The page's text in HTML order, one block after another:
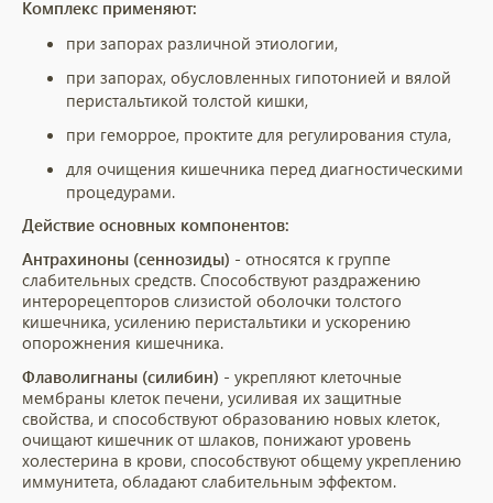
Комплекс применяют:
при запорах различной этиологии,
при запорах, обусловленных гипотонией и вялой
перистальтикой толстой кишки,
при геморрое, проктите для регулирования стула,
для очищения кишечника перед диагностическими
процедурами.
Действие основных компонентов:
Антрахиноны (сеннозиды) - относятся к группе
слабительных средств. Способствуют раздражению
интерорецепторов слизистой оболочки толстого
кишечника, усилению перистальтики и ускорению
опорожнения кишечника.
Флаволигнаны (силибин) - укрепляют клеточные
мембраны клеток печени, усиливая их защитные
свойства, и способствуют образованию новых клеток,
очищают кишечник от шлаков, понижают уровень
холестерина в крови, способствуют общему укреплению
иммунитета, обладают слабительным эффектом.